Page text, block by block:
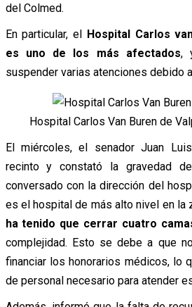
del Colmed.
En particular, el Hospital Carlos
es uno de los más afectados,
suspender varias atenciones debido
Hospital Carlos Van Buren de
El miércoles, el senador Juan
recinto y constató la gravedad
conversado con la dirección del
es el hospital de más alto nivel en la
ha tenido que cerrar cuatro
complejidad. Esto se debe a que
financiar los honorarios médicos, lo
de personal necesario para atender